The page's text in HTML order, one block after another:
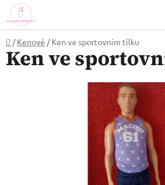
Přejít
na
obsah
Domů
/ Kenové / Ken ve sportovním tílku
Ken ve